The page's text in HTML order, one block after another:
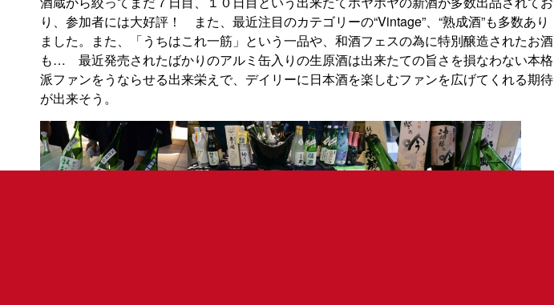
り、参加者には大好評！ また、最近注目のカテゴリーの“Vintage”、“熟成酒”も多数あり
ました。また、「うちはこれ一筋」という一品や、和酒フェスの為に特別醸造されたお酒
も… 最近発売されたばかりのアルミ缶入りの生原酒は出来たての旨さを損なわない本格
派ファンをうならせる出来栄えで、デイリーに日本酒を楽しむファンを広げてくれる期待
が出来そう。